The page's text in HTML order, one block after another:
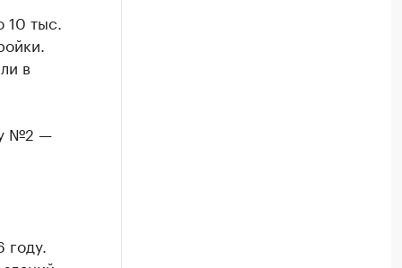
тыс.
в
№2 —